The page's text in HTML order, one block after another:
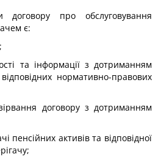
договору про обслуговування
є:
та інформації з дотриманням
нормативно-правових
договору з дотриманням
пенсійних активів та відповідної